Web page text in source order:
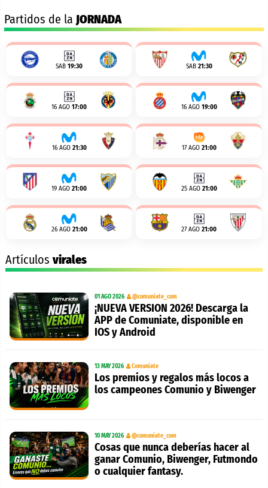
Partidos de la JORNADA
SAB 19:30 SAB 21:30
16 AGO 17:00 16 AGO 19:00
16 AGO 21:30 17 AGO 21:00
19 AGO 21:00 25 AGO 21:00
26 AGO 21:00 27 AGO 21:00
Artículosvirales
01 AGO 2026 @comuniate_com
¡NUEVA VERSION 2026! Descarga la
APP de Comuniate, disponible en
IOS y Android
13 MAY 2026 Comuniate
Los premios y regalos más locos a
los campeones Comunio y Biwenger
10 MAY 2026 @comuniate_com
Cosas que nunca deberías hacer al
ganar Comunio, Biwenger, Futmondo
o cualquier fantasy.